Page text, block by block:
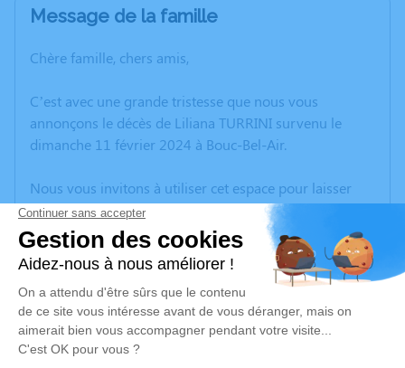
Message de la famille
Chère famille, chers amis,
C’est avec une grande tristesse que nous vous
annonçons le décès de Liliana TURRINI survenu le
dimanche 11 février 2024 à Bouc-Bel-Air.
Nous vous invitons à utiliser cet espace pour laisser
vos condoléances, partager des photos souvenirs, une
anecdote ou exprimer vos pensées à travers des
poèmes ou des textes. Cet endroit est un lieu
d'expression dédié à honorer la mémoire de Liliana
TURRINI.
Un service de plantation d’arbre hommage est
disponible ici.